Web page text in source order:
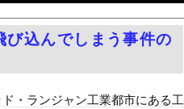
ｗｗｗｗｗｗｗｗｗ
で読む方法...
けるな！」→何様のつ...
び込んでしまう事件の
・ランジャン工業都市にある工